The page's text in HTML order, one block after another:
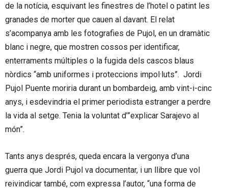
de la notícia, esquivant les finestres de l’hotel o patint les
granades de morter que cauen al davant. El relat
s’acompanya amb les fotografies de Pujol, en un dramàtic
blanc i negre, que mostren cossos per identificar,
enterraments múltiples o la fugida dels cascos blaus
nòrdics “amb uniformes i proteccions impol·luts”. Jordi
Pujol Puente moriria durant un bombardeig, amb vint-i-cinc
anys, i esdevindria el primer periodista estranger a perdre
la vida al setge. Tenia la voluntat d’”explicar Sarajevo al
món”.
Tants anys després, queda encara la vergonya d’una
guerra que Jordi Pujol va documentar, i un llibre que vol
reivindicar també, com expressa l’autor, “una forma de